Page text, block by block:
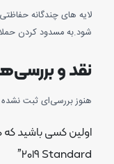
های چندگانه حفاظتی
مسدود کردن حملات
و بررسی‌ها
بررسی‌ای ثبت نشده است.
2019